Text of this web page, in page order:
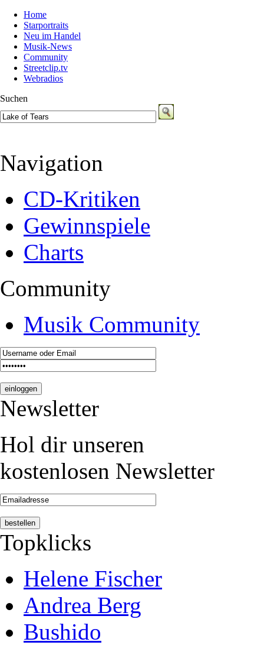
Home
Starportraits
Neu im Handel
Musik-News
Community
Streetclip.tv
Webradios
Suchen
Navigation
CD-Kritiken
Gewinnspiele
Charts
Community
Musik Community
Newsletter
Hol dir unseren
kostenlosen Newsletter
Topklicks
Helene Fischer
Andrea Berg
Bushido